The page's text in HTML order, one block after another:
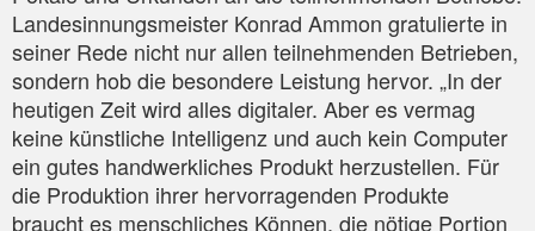
Landesinnungsmeister Konrad Ammon gratulierte in
seiner Rede nicht nur allen teilnehmenden Betrieben,
sondern hob die besondere Leistung hervor. „In der
heutigen Zeit wird alles digitaler. Aber es vermag
keine künstliche Intelligenz und auch kein Computer
ein gutes handwerkliches Produkt herzustellen. Für
die Produktion ihrer hervorragenden Produkte
braucht es menschliches Können, die nötige Portion